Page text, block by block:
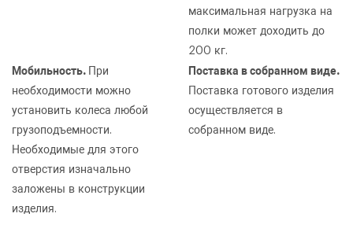
максимальная нагрузка на
полки может доходить до
200 кг.
Мобильность.
При
необходимости можно
установить колеса любой
грузоподъемности.
Необходимые для этого
отверстия изначально
заложены в конструкции
изделия.
Поставка в собранном виде.
Поставка готового изделия
осуществляется в
собранном виде.
ОФОРМИТЬ ЗАКАЗ
Стойка для инструментов KronVuz Rack
1401
ЗАКАЗАТЬ ЗВОНОК